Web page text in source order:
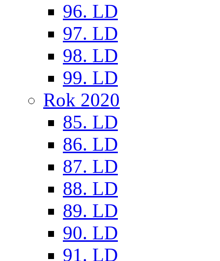
96. LD
97. LD
98. LD
99. LD
Rok 2020
85. LD
86. LD
87. LD
88. LD
89. LD
90. LD
91. LD